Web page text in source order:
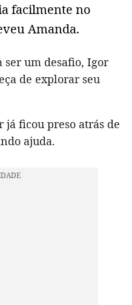
facilmente no
Amanda.
ser um desafio, Igor
de explorar seu
ficou preso atrás de
ajuda.